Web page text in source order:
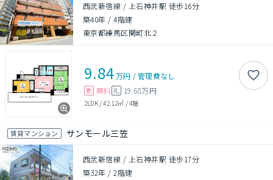
西武新宿線 / 上石神井駅 徒歩16分
築40年 /4階建
東京都練馬区関町北２
9.84万円 /管理費なし
敷 無料 礼 19.68万円
2LDK/42.12㎡ /4階
賃貸マンション サンモール三笠
西武新宿線 / 上石神井駅 徒歩17分
築32年 /2階建